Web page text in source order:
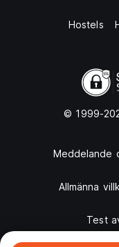
Hostels
© 1999-
Meddelande
Allmänna
Test